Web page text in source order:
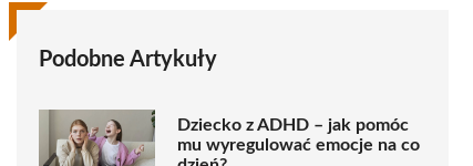
Podobne Artykuły
Dziecko z ADHD – jak pomóc
mu wyregulować emocje na co